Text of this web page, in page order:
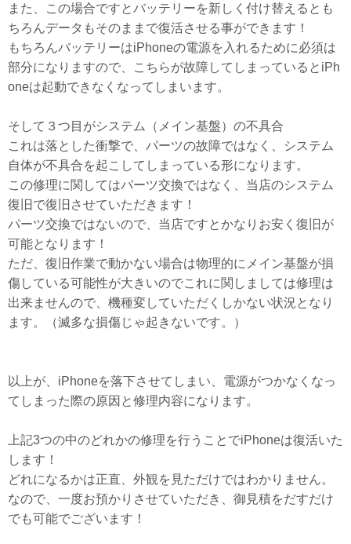
また、この場合ですとバッテリーを新しく付け替えるとも
ちろんデータもそのままで復活させる事ができます！
もちろんバッテリーはiPhoneの電源を入れるために必須は
部分になりますので、こちらが故障してしまっているとiPh
oneは起動できなくなってしまいます。
そして３つ目がシステム（メイン基盤）の不具合
これは落とした衝撃で、パーツの故障ではなく、システム
自体が不具合を起こしてしまっている形になります。
この修理に関してはパーツ交換ではなく、当店のシステム
復旧で復旧させていただきます！
パーツ交換ではないので、当店ですとかなりお安く復旧が
可能となります！
ただ、復旧作業で動かない場合は物理的にメイン基盤が損
傷している可能性が大きいのでこれに関しましては修理は
出来ませんので、機種変していただくしかない状況となり
ます。（滅多な損傷じゃ起きないです。）
以上が、iPhoneを落下させてしまい、電源がつかなくなっ
てしまった際の原因と修理内容になります。
上記3つの中のどれかの修理を行うことでiPhoneは復活いた
します！
どれになるかは正直、外観を見ただけではわかりません。
なので、一度お預かりさせていただき、御見積をだすだけ
でも可能でございます！